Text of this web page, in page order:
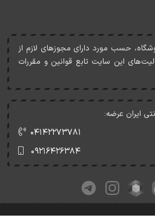
حسب مورد دارای مجوزهای لازم از
اين سايت تابع قوانين و مقررات
ایران عرضه:
۰۴۱۴۲۲۷۳۷۸۱
۰۹۲۱۶۴۲۶۳۸۴